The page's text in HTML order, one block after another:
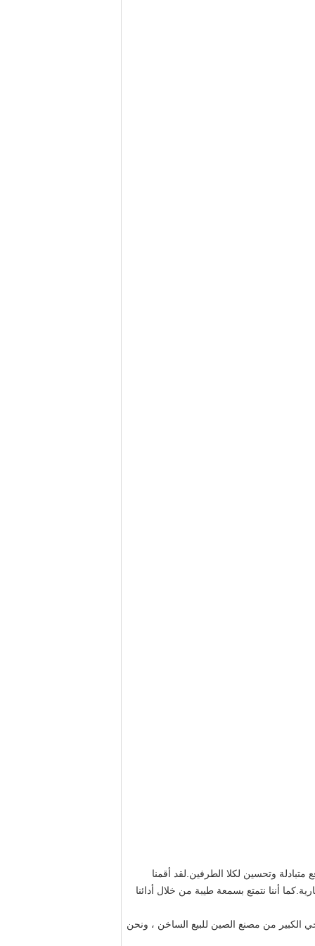
وتحسين لكلا الطرفين.لقد أقمنا
أننا نتمتع بسمعة طيبة من خلال أدائنا
الكبير من مصنع الصين للبيع الساخن ، ونحن